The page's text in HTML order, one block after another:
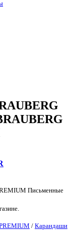
Письменные
/ Карандаши